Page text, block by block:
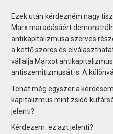
Ezek után kérdezném nagy
Marx maradásáért
antikapitalizmusa szerves
a kettő szoros és
vállalja Marxot
antiszemitizmusát is. A
Tehát még egyszer a
kapitalizmus mint zsidó
jelenti?
Kérdezem: ez azt jelenti?